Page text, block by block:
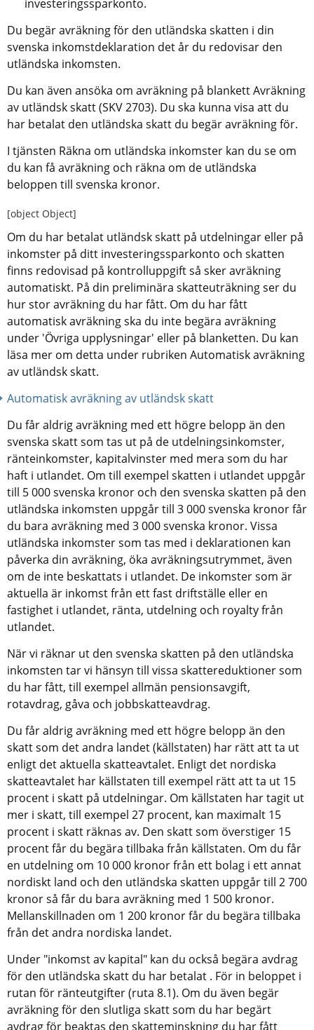
investeringssparkonto.
Du begär avräkning för den utländska skatten i din
svenska inkomstdeklaration det år du redovisar den
utländska inkomsten.
Du kan även ansöka om avräkning på blankett Avräkning
av utländsk skatt (SKV 2703). Du ska kunna visa att du
har betalat den utländska skatt du begär avräkning för.
I tjänsten Räkna om utländska inkomster kan du se om
du kan få avräkning och räkna om de utländska
beloppen till svenska kronor.
[object Object]
Om du har betalat utländsk skatt på utdelningar eller på
inkomster på ditt investeringssparkonto och skatten
finns redovisad på kontrolluppgift så sker avräkning
automatiskt. På din preliminära skatteuträkning ser du
hur stor avräkning du har fått. Om du har fått
automatisk avräkning ska du inte begära avräkning
under 'Övriga upplysningar' eller på blanketten. Du kan
läsa mer om detta under rubriken Automatisk avräkning
av utländsk skatt.
Automatisk avräkning av utländsk skatt
Du får aldrig avräkning med ett högre belopp än den
svenska skatt som tas ut på de utdelningsinkomster,
ränteinkomster, kapitalvinster med mera som du har
haft i utlandet. Om till exempel skatten i utlandet uppgår
till 5 000 svenska kronor och den svenska skatten på den
utländska inkomsten uppgår till 3 000 svenska kronor får
du bara avräkning med 3 000 svenska kronor. Vissa
utländska inkomster som tas med i deklarationen kan
påverka din avräkning, öka avräkningsutrymmet, även
om de inte beskattats i utlandet. De inkomster som är
aktuella är inkomst från ett fast driftställe eller en
fastighet i utlandet, ränta, utdelning och royalty från
utlandet.
När vi räknar ut den svenska skatten på den utländska
inkomsten tar vi hänsyn till vissa skattereduktioner som
du har fått, till exempel allmän pensionsavgift,
rotavdrag, gåva och jobbskatteavdrag.
Du får aldrig avräkning med ett högre belopp än den
skatt som det andra landet (källstaten) har rätt att ta ut
enligt det aktuella skatteavtalet. Enligt det nordiska
skatteavtalet har källstaten till exempel rätt att ta ut 15
procent i skatt på utdelningar. Om källstaten har tagit ut
mer i skatt, till exempel 27 procent, kan maximalt 15
procent i skatt räknas av. Den skatt som överstiger 15
procent får du begära tillbaka från källstaten. Om du får
en utdelning om 10 000 kronor från ett bolag i ett annat
nordiskt land och den utländska skatten uppgår till 2 700
kronor så får du bara avräkning med 1 500 kronor.
Mellanskillnaden om 1 200 kronor får du begära tillbaka
från det andra nordiska landet.
Under "inkomst av kapital" kan du också begära avdrag
för den utländska skatt du har betalat . För in beloppet i
rutan för ränteutgifter (ruta 8.1). Om du även begär
avräkning för den slutliga skatt som du har begärt
avdrag för beaktas den skatteminskning du har fått